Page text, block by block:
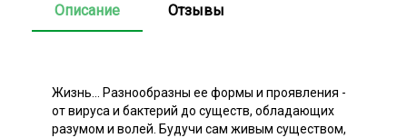
Описание Отзывы
Жизнь... Разнообразны ее формы и проявления -
от вируса и бактерий до существ, обладающих
разумом и волей. Будучи сам живым существом,